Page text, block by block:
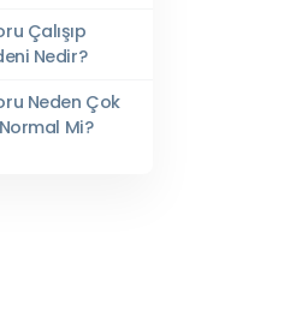
Çalışıp
Nedir?
Neden Çok
Normal Mi?